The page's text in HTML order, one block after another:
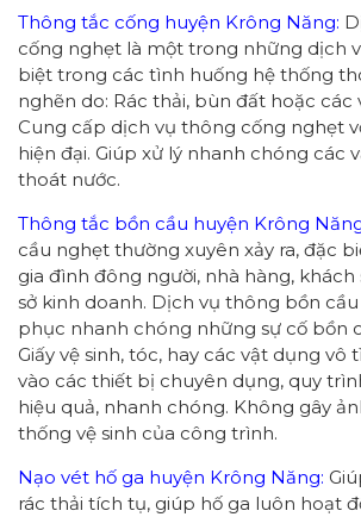
Thông tắc cống huyện Krông Năng:
cống nghẹt là một trong những dịch
biệt trong các tình huống hệ thống
nghẽn do: Rác thải, bùn đất hoặc các
Cung cấp dịch vụ thông cống nghẹt
hiện đại. Giúp xử lý nhanh chóng các
thoát nước.
Thông tắc bồn cầu huyện Krông
cầu nghẹt thường xuyên xảy ra, đặc
gia đình đông người, nhà hàng, khách
sở kinh doanh. Dịch vụ thông bồn
phục nhanh chóng những sự cố bồn
Giấy vệ sinh, tóc, hay các vật dụng vô
vào các thiết bị chuyên dụng, quy
hiệu quả, nhanh chóng. Không gây
thống vệ sinh của công trình.
Nạo vét hố ga huyện Krông Năng:
rác thải tích tụ, giúp hố ga luôn hoạt